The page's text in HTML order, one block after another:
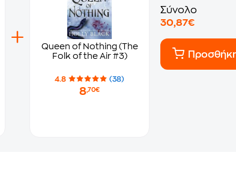
Queen of Nothing (The
Folk of the Air #3)
4.8 (38)
8,70€
Σύνολο
30,87€